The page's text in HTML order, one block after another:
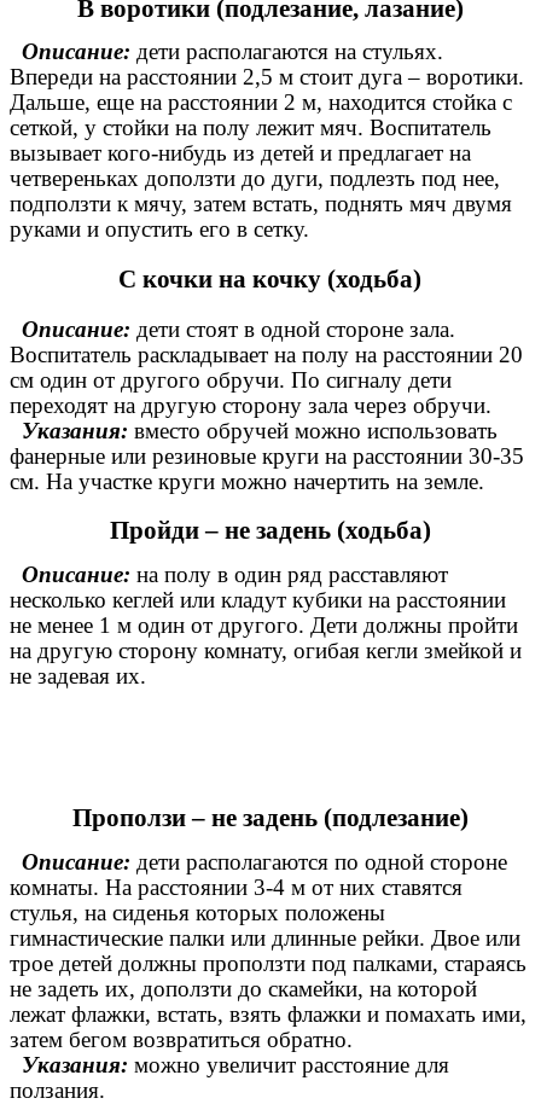
В воротики (подлезание, лазание)
Описание: дети располагаются на стульях.
Впереди на расстоянии 2,5 м стоит дуга – воротики.
Дальше, еще на расстоянии 2 м, находится стойка с
сеткой, у стойки на полу лежит мяч. Воспитатель
вызывает кого-нибудь из детей и предлагает на
четвереньках доползти до дуги, подлезть под нее,
подползти к мячу, затем встать, поднять мяч двумя
руками и опустить его в сетку.
С кочки на кочку (ходьба)
Описание: дети стоят в одной стороне зала.
Воспитатель раскладывает на полу на расстоянии 20
см один от другого обручи. По сигналу дети
переходят на другую сторону зала через обручи.
Указания: вместо обручей можно использовать
фанерные или резиновые круги на расстоянии 30-35
см. На участке круги можно начертить на земле.
Пройди – не задень (ходьба)
Описание: на полу в один ряд расставляют
несколько кеглей или кладут кубики на расстоянии
не менее 1 м один от другого. Дети должны пройти
на другую сторону комнату, огибая кегли змейкой и
не задевая их.
Проползи – не задень (подлезание)
Описание: дети располагаются по одной стороне
комнаты. На расстоянии 3-4 м от них ставятся
стулья, на сиденья которых положены
гимнастические палки или длинные рейки. Двое или
трое детей должны проползти под палками, стараясь
не задеть их, доползти до скамейки, на которой
лежат флажки, встать, взять флажки и помахать ими,
затем бегом возвратиться обратно.
Указания: можно увеличит расстояние для
ползания.